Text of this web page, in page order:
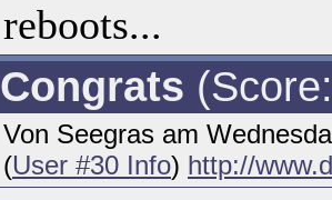
reboots...
Congrats
Von Seegras am
(User #30 Info) http://